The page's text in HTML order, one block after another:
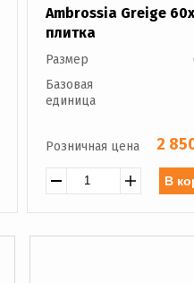
Ambrossia Greige
плитка
Размер
Базовая
единица
Розничная цена 2
В